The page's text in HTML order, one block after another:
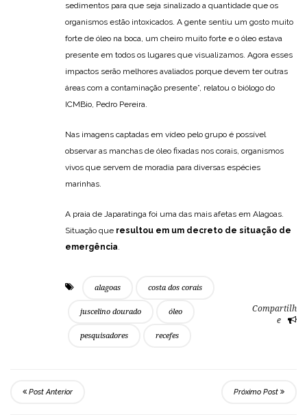
sedimentos para que seja sinalizado a quantidade que os
organismos estão intoxicados. A gente sentiu um gosto muito
forte de óleo na boca, um cheiro muito forte e o óleo estava
presente em todos os lugares que visualizamos. Agora esses
impactos serão melhores avaliados porque devem ter outras
áreas com a contaminação presente”, relatou o biólogo do
ICMBio, Pedro Pereira.
Nas imagens captadas em vídeo pelo grupo é possível
observar as manchas de óleo fixadas nos corais, organismos
vivos que servem de moradia para diversas espécies
marinhas.
A praia de Japaratinga foi uma das mais afetas em Alagoas.
Situação que resultou em um decreto de situação de
emergência.
alagoas costa dos corais
juscelino dourado óleo
pesquisadores recefes
Compartilh
e
Post Anterior Próximo Post